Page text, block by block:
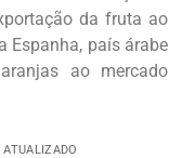
da fruta ao
Espanha, país árabe
ao mercado
ATUALIZADO